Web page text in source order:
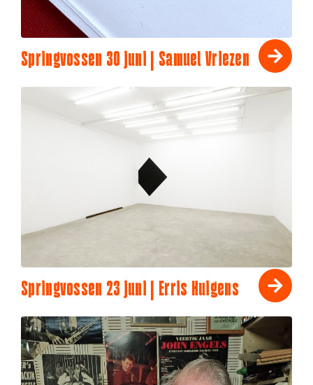
Springvossen 30 juni | Samuel Vriezen
Springvossen 23 juni | Erris Huigens